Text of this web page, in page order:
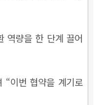
역량을 한 단계 끌어
“이번 협약을 계기로